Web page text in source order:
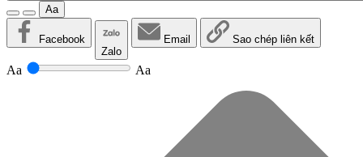
Aa
Facebook
Zalo
Email Sao chép liên kết
Aa Aa